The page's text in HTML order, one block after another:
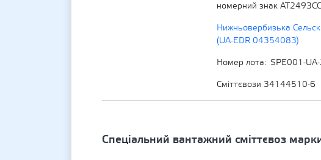
номерний знак
Нижньовербизька
(UA-EDR 04354083)
Номер лота
SPE001-
Сміттєвози 34144510-6
Спеціальний вантажний сміттєвоз